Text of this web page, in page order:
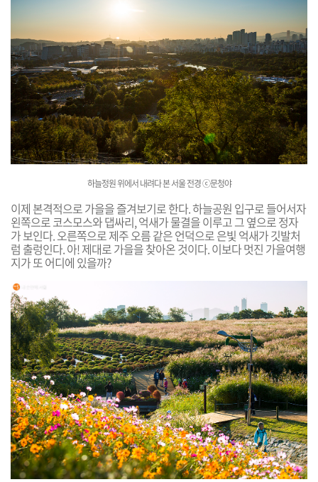
하늘정원 위에서 내려다 본 서울 전경 ⓒ문청야
이제 본격적으로 가을을 즐겨보기로 한다. 하늘공원 입구로 들어서자
왼쪽으로 코스모스와 댑싸리, 억새가 물결을 이루고 그 옆으로 정자
가 보인다. 오른쪽으로 제주 오름 같은 언덕으로 은빛 억새가 깃발처
럼 출렁인다. 아! 제대로 가을을 찾아온 것이다. 이보다 멋진 가을여행
지가 또 어디에 있을까?